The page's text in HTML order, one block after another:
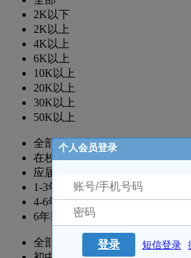
2K以下
2K以上
4K以上
6K以上
10K以上
20K以上
30K以上
50K以上
全部
在校生
应届生
1-3年
4-6年
6年以上
全部
个人会员登录
登录 短信登录